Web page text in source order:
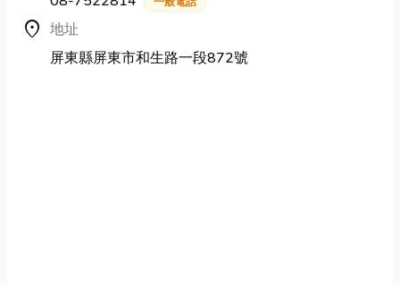
location_on 地址
屏東縣屏東市和生路一段872號